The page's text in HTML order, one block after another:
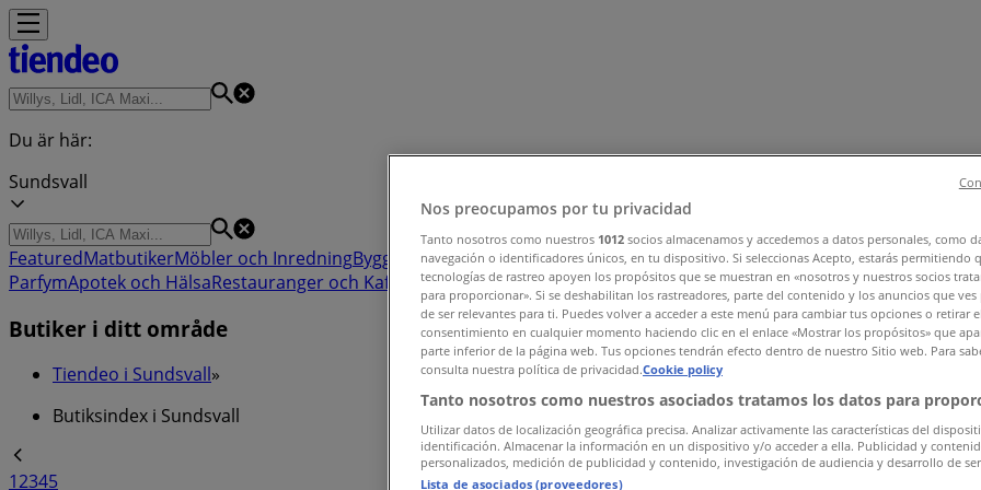
Du är här:
Sundsvall
FeaturedMatbutikerMöbler och InredningBygg och TrädgårdKläder, Skor och AccessoarerElektronik och VitvarorSport
ParfymApotek och HälsaRestauranger och Kaféer Böcker och KontorsmaterialResorBanker
Butiker i ditt område
Tiendeo i Sundsvall»
Butiksindex i Sundsvall
12345
Nos preocupamos por tu privacidad
Tanto nosotros como nuestros 1012 socios almacenamos y accedemos a datos personales, como
navegación o identificadores únicos, en tu dispositivo. Si seleccionas Acepto, estarás permitiendo
tecnologías de rastreo apoyen los propósitos que se muestran en «nosotros y nuestros socios
para proporcionar». Si se deshabilitan los rastreadores, parte del contenido y los anuncios que
de ser relevantes para ti. Puedes volver a acceder a este menú para cambiar tus opciones o retirar el
consentimiento en cualquier momento haciendo clic en el enlace «Mostrar los propósitos» que
parte inferior de la página web. Tus opciones tendrán efecto dentro de nuestro Sitio web. Para
consulta nuestra política de privacidad.Cookie policy
Tanto nosotros como nuestros asociados tratamos los datos para
Utilizar datos de localización geográfica precisa. Analizar activamente las características del
identificación. Almacenar la información en un dispositivo y/o acceder a ella. Publicidad y
personalizados, medición de publicidad y contenido, investigación de audiencia y desarrollo de
Lista de asociados (proveedores)